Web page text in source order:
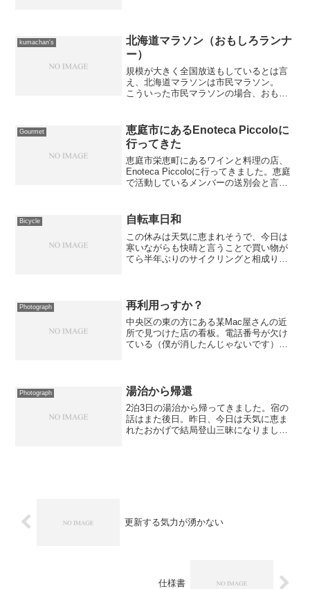
認証デ...
kumachan's
北海道マラソン（おもしろランナ
ー）
規模が大きく全国放送もしているとは言
え、北海道マラソンは市民マラソン。
こういった市民マラソンの場合、おもし
ました。1枚目は交通標識を背負っている
おじさん。 「止まれ」...
Gourmet
恵庭市にあるEnoteca Piccoloに
行ってきた
恵庭市栄恵町にあるワインと料理の店、
Enoteca Piccoloに行ってきました。恵庭
で活動しているメンバーの送別会と言う
す。店内はカウンター席7席しかないの
で、どうし...
Bicycle 自転車日和
この休みは天気に恵まれそうで、今日は
寒いながらも快晴と言うことで買い物が
てら半年ぶりのサイクリングと相成りま
西野まで行ってしまいまし...
Photograph 再利用っすか？
中央区の東の方にある某Mac屋さんの近
所で見つけた店の看板。電話番号が欠け
ている（僕が消したんじゃないです）の
と、こういった所で取り...
Photograph 湯治から帰還
2泊3日の湯治から帰ってきました。宿の
話はまた後日。昨日、今日は天気に恵ま
れたおかげで結局登山三昧になりまし
更新する気力が湧かない
仕様書